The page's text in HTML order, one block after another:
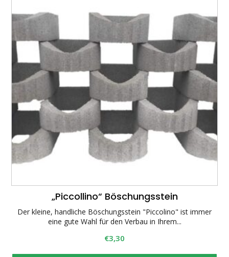
„Piccollino“ Böschungsstein
Der kleine, handliche Böschungsstein "Piccolino" ist immer
eine gute Wahl für den Verbau in Ihrem...
€3,30